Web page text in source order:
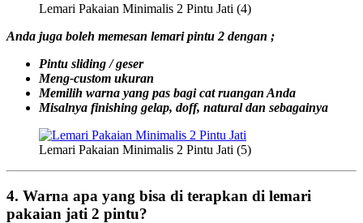
Lemari Pakaian Minimalis 2 Pintu Jati (4)
Anda juga boleh memesan lemari pintu 2 dengan ;
Pintu sliding / geser
Meng-custom ukuran
Memilih warna yang pas bagi cat ruangan Anda
Misalnya finishing gelap, doff, natural dan sebagainya
Lemari Pakaian Minimalis 2 Pintu Jati (5)
4. Warna apa yang bisa di terapkan di lemari
pakaian jati 2 pintu?